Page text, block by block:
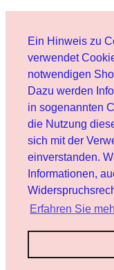
Ein Hinweis zu
verwendet
notwendigen
Dazu werden
in sogenannten
die Nutzung
sich mit der
einverstanden.
Informationen,
Erfahren Sie
Service